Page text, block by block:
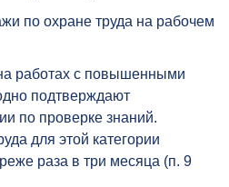
по охране труда на рабочем
работах с повышенными
подтверждают
по проверке знаний.
для этой категории
раза в три месяца (п. 9